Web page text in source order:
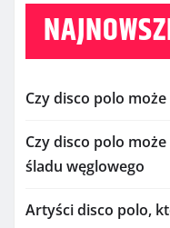
Czy disco polo
Czy disco polo
śladu węglowego
Artyści disco polo,